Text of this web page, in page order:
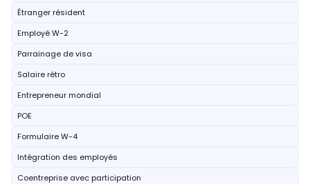
Étranger résident
Employé W-2
Parrainage de visa
Salaire rétro
Entrepreneur mondial
POE
Formulaire W-4
Intégration des employés
Coentreprise avec participation